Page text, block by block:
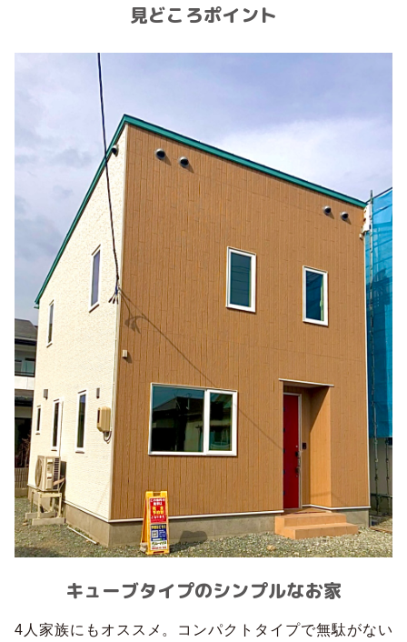
見どころポイント
キューブタイプのシンプルなお家
4人家族にもオススメ。コンパクトタイプで無駄がない